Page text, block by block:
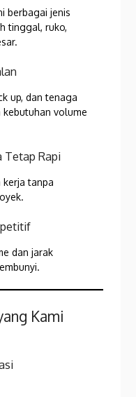
berbagai jenis
tinggal, ruko,
up, dan tenaga
kebutuhan volume
Tetap Rapi
kerja tanpa
dan jarak
Kami